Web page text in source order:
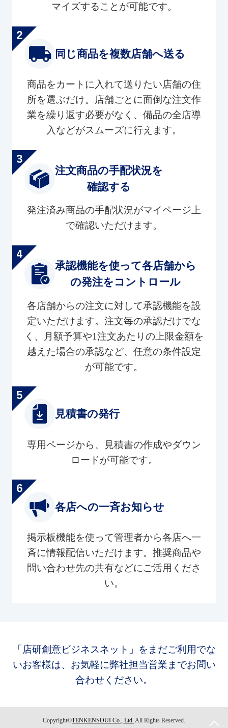
マイズすることが可能です。
同じ商品を複数店舗へ送る
商品をカートに入れて送りたい店舗の住
所を選ぶだけ。店舗ごとに面倒な注文作
業を繰り返す必要がなく、備品の全店導
入などがスムーズに行えます。
注文商品の手配状況を
確認する
発注済み商品の手配状況がマイページ上
で確認いただけます。
承認機能を使って各店舗から
の発注をコントロール
各店舗からの注文に対して承認機能を設
定いただけます。注文毎の承認だけでな
く、月額予算や1注文あたりの上限金額を
越えた場合の承認など、任意の条件設定
が可能です。
見積書の発行
専用ページから、見積書の作成やダウン
ロードが可能です。
各店への一斉お知らせ
掲示板機能を使って管理者から各店へ一
斉に情報配信いただけます。推奨商品や
問い合わせ先の共有などにご活用くださ
い。
「店研創意ビジネスネット」をまだご利用でな
いお客様は、お気軽に弊社担当営業までお問い
合わせください。
Copyright©TENKENSOUI Co., Ltd. All Rights Reserved.